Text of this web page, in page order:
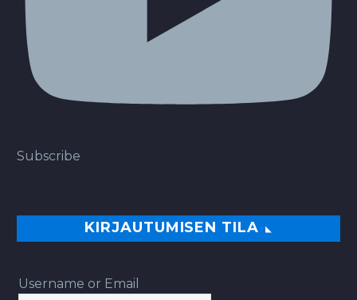
Subscribe
KIRJAUTUMISEN TILA
Username or Email